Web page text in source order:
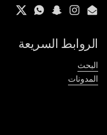
Email
Instagram
Snapchat
WhatsApp
Twitter
الروابط السريعة
البحث
المدونات